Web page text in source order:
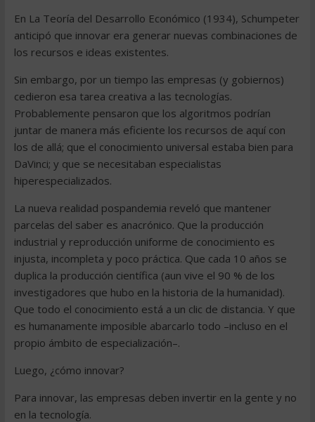
En La Teoría del Desarrollo Económico (1934), Schumpeter
anticipó que innovar era generar nuevas combinaciones de
los recursos e ideas existentes.
Sin embargo, por un tiempo las empresas (y gobiernos)
cedieron esa tarea creativa a las tecnologías.
Probablemente pensaron que los algoritmos podrían
juntar de manera más eficiente los recursos de aquí con
los de allá; que el conocimiento universal estaba bien para
DaVinci; y que se necesitaban especialistas
hiperespecializados.
La nueva realidad pospandemia reveló que mantener
parcelas del saber es anacrónico. Que la producción
industrial y reproducción uniforme de conocimiento es
injusta, incompleta y poco práctica. Que cada 10 años se
duplica la producción científica (aun vive el 90 % de los
investigadores que hubo en la historia de la humanidad).
Que todo el conocimiento está a un clic de distancia. Y que
es humanamente imposible abarcarlo todo –incluso en el
propio ámbito de especialización–.
Luego, ¿cómo innovar?
Para innovar, las empresas deben invertir en la gente y no
en la tecnología.